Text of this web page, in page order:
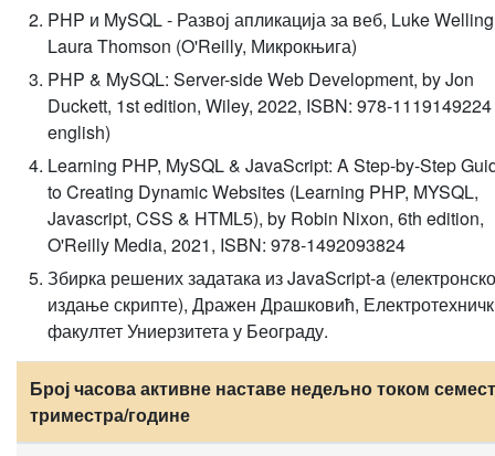
PHP и MySQL - Развој апликација за веб, Luke
Laura Thomson (O'Reilly, Микрокњига)
PHP & MySQL: Server-side Web Development, by Jon
Duckett, 1st edition, Wiley, 2022, ISBN: 978-
english)
Learning PHP, MySQL & JavaScript: A Step-by-Step
to Creating Dynamic Websites (Learning PHP, MYSQL,
Javascript, CSS & HTML5), by Robin Nixon, 6th edition,
O'Reilly Media, 2021, ISBN: 978-1492093824
Збирка решених задатака из JavaScript-a (електронско
издање скрипте), Дражен Драшковић,
факултет Униерзитета у Београду.
Број часова активне наставе недељно током
триместра/године